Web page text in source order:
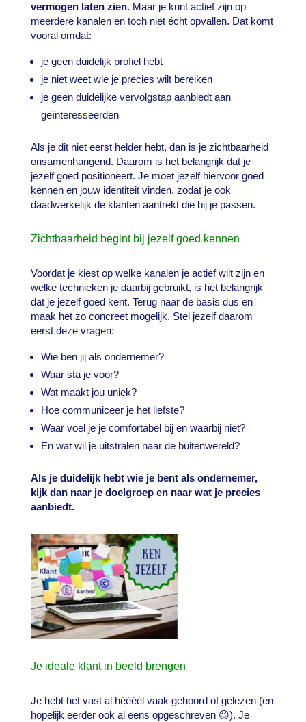
vermogen laten zien.Maar je kunt actief zijn op
meerdere kanalen en toch niet écht opvallen. Dat komt
vooral omdat:
je geen duidelijk profiel hebt
je niet weet wie je precies wilt bereiken
je geen duidelijke vervolgstap aanbiedt aan
geïnteresseerden
Als je dit niet eerst helder hebt, dan is je zichtbaarheid
onsamenhangend. Daarom is het belangrijk dat je
jezelf goed positioneert. Je moet jezelf hiervoor goed
kennen en jouw identiteit vinden, zodat je ook
daadwerkelijk de klanten aantrekt die bij je passen.
Zichtbaarheid begint bij jezelf goed kennen
Voordat je kiest op welke kanalen je actief wilt zijn en
welke technieken je daarbij gebruikt, is het belangrijk
dat je jezelf goed kent. Terug naar de basis dus en
maak het zo concreet mogelijk. Stel jezelf daarom
eerst deze vragen:
Wie ben jij als ondernemer?
Waar sta je voor?
Wat maakt jou uniek?
Hoe communiceer je het liefste?
Waar voel je je comfortabel bij en waarbij niet?
En wat wil je uitstralen naar de buitenwereld?
Als je duidelijk hebt wie je bent als ondernemer,
kijk dan naar je doelgroep en naar wat je precies
aanbiedt.
Je ideale klant in beeld brengen
Je hebt het vast al héééél vaak gehoord of gelezen (en
hopelijk eerder ook al eens opgeschreven 😉). Je